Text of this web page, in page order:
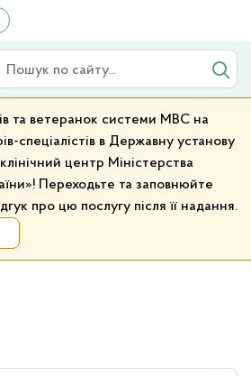
та ветеранок системи МВС на
спеціалістів в Державну установу
центр Міністерства
Переходьте та заповнюйте
про цю послугу після її надання.